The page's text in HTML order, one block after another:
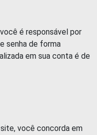
é responsável por
senha de forma
em sua conta é de
você concorda em